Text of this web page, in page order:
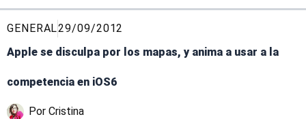
GENERAL29/09/2012
Apple se disculpa por los mapas, y anima a usar a la
competencia en iOS6
Por Cristina